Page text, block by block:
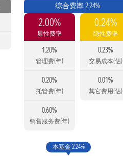
综合费率 2.24%
2.00%
显性费率
1.20%
管理费(年)
0.20%
托管费(年)
0.60%
销售服务费(年)
0.24%
隐性费率
0.23%
交易成本(估)
0.01%
其它费用(估)
本基金 2.24%